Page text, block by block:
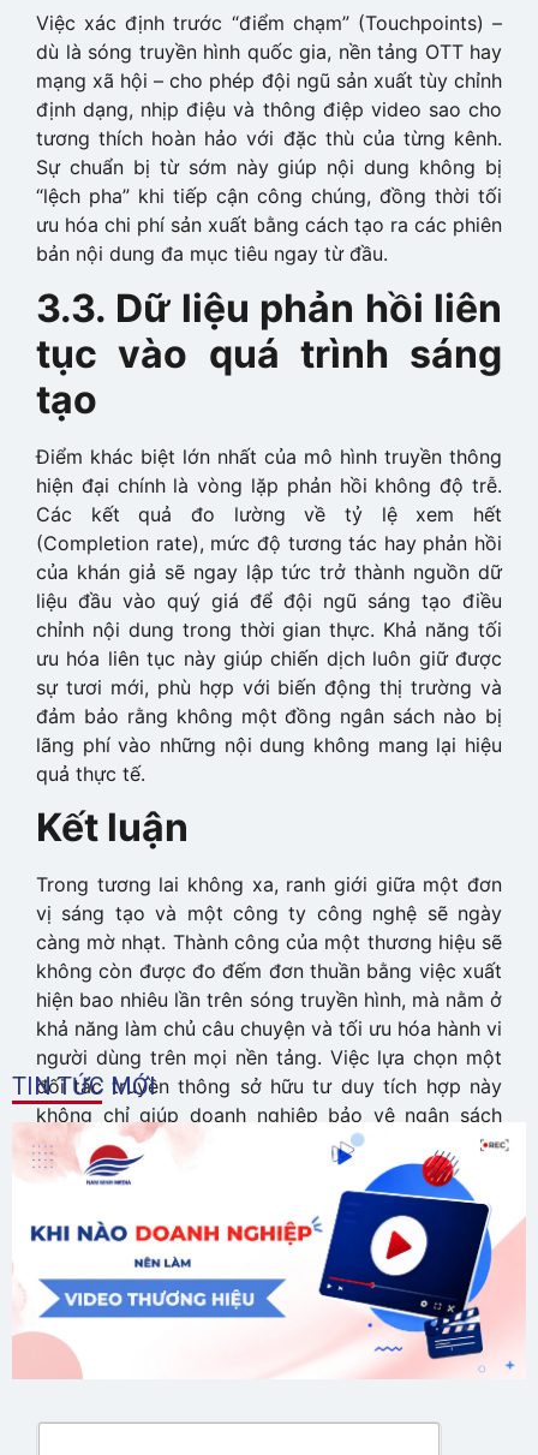
Việc xác định trước “điểm chạm” (Touchpoints) –
dù là sóng truyền hình quốc gia, nền tảng OTT hay
mạng xã hội – cho phép đội ngũ sản xuất tùy chỉnh
định dạng, nhịp điệu và thông điệp video sao cho
tương thích hoàn hảo với đặc thù của từng kênh.
Sự chuẩn bị từ sớm này giúp nội dung không bị
“lệch pha” khi tiếp cận công chúng, đồng thời tối
ưu hóa chi phí sản xuất bằng cách tạo ra các phiên
bản nội dung đa mục tiêu ngay từ đầu.
3.3. Dữ liệu phản hồi liên
tục vào quá trình sáng
tạo
Điểm khác biệt lớn nhất của mô hình truyền thông
hiện đại chính là vòng lặp phản hồi không độ trễ.
Các kết quả đo lường về tỷ lệ xem hết
(Completion rate), mức độ tương tác hay phản hồi
của khán giả sẽ ngay lập tức trở thành nguồn dữ
liệu đầu vào quý giá để đội ngũ sáng tạo điều
chỉnh nội dung trong thời gian thực. Khả năng tối
ưu hóa liên tục này giúp chiến dịch luôn giữ được
sự tươi mới, phù hợp với biến động thị trường và
đảm bảo rằng không một đồng ngân sách nào bị
lãng phí vào những nội dung không mang lại hiệu
quả thực tế.
Kết luận
Trong tương lai không xa, ranh giới giữa một đơn
vị sáng tạo và một công ty công nghệ sẽ ngày
càng mờ nhạt. Thành công của một thương hiệu sẽ
không còn được đo đếm đơn thuần bằng việc xuất
hiện bao nhiêu lần trên sóng truyền hình, mà nằm ở
khả năng làm chủ câu chuyện và tối ưu hóa hành vi
người dùng trên mọi nền tảng. Việc lựa chọn một
đối tác truyền thông sở hữu tư duy tích hợp này
không chỉ giúp doanh nghiệp bảo vệ ngân sách
trước những lãng phí vô hình, mà còn là bước đi
chiến lược để chuyển mình từ việc “làm quảng cáo”
sang “xây dựng tài sản thương hiệu” bền vững.
Mai Chi
GỬI ĐÁNH GIÁ CỦA BẠN
TIN TỨC MỚI